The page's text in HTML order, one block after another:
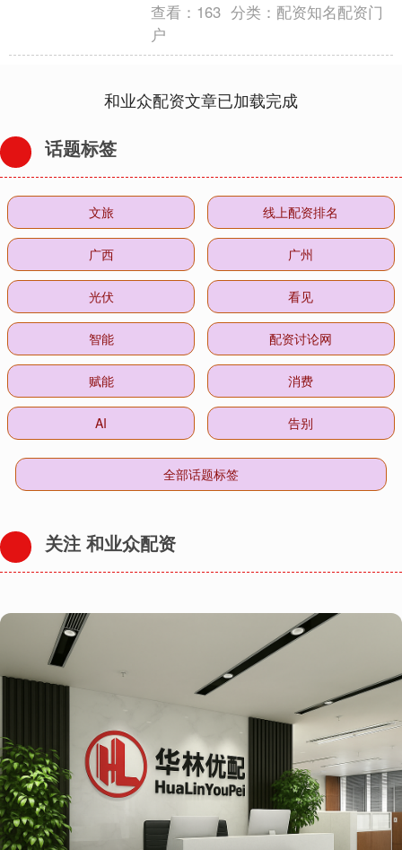
查看： 163 分类： 配资知名配资门
户
和业众配资文章已加载完成
话题标签
文旅 线上配资排名
广西 广州
光伏 看见
智能 配资讨论网
赋能 消费
AI 告别
全部话题标签
关注 和业众配资